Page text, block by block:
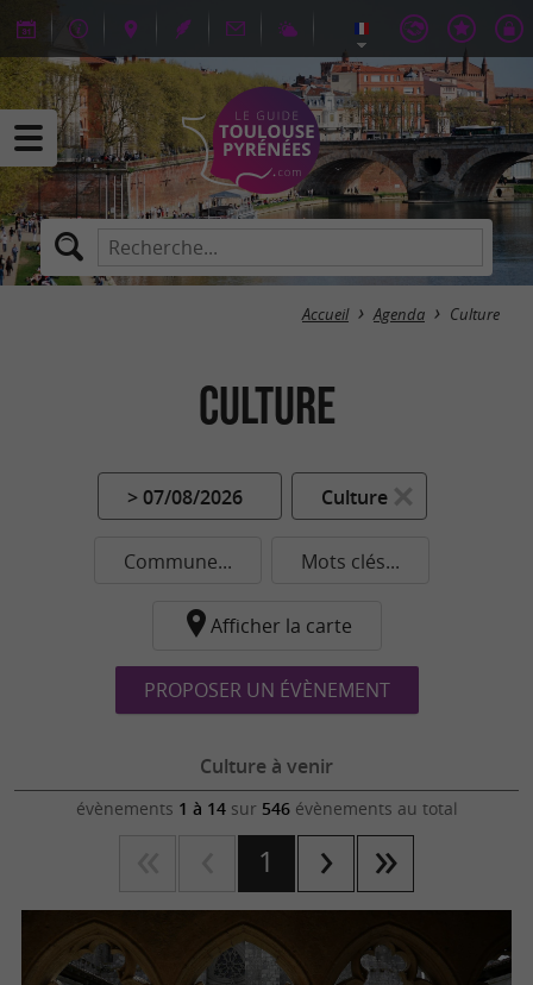
Accueil Agenda Culture
Culture
> 07/08/2026 Culture
Commune... Mots clés...
Afficher la carte
PROPOSER UN ÉVÈNEMENT
Culture à venir
évènements 1 à 14sur 546évènements au total
1